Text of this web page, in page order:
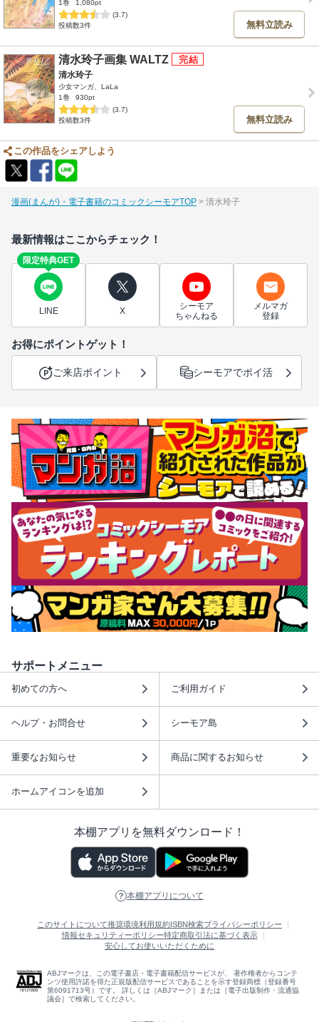
1巻
1,080pt
(3.7)
投稿数3件
無料立読み
清水玲子画集 WALTZ
清水玲子
少女マンガ、LaLa
1巻
930pt
(3.7)
投稿数3件
無料立読み
この作品をシェアしよう
漫画(まんが)・電子書籍のコミックシーモアTOP 清水玲子
最新情報はここからチェック！
限定特典GET
LINE X
シーモア
ちゃんねる
メルマガ
登録
お得にポイントゲット！
ご来店ポイント シーモアでポイ活
サポートメニュー
初めての方へ ご利用ガイド
ヘルプ・お問合せ シーモア島
重要なお知らせ 商品に関するお知らせ
ホームアイコンを追加
本棚アプリを無料ダウンロード！
本棚アプリについて
このサイトについて推奨環境利用規約ISBN検索プライバシーポリシー
情報セキュリティーポリシー特定商取引法に基づく表示
安心してお使いいただくために
ABJマークは、この電子書店・電子書籍配信サービスが、 著作権者からコンテ
ンツ使用許諾を得た正規版配信サービスであることを示す登録商標（登録番号
第6091713号）です。 詳しくは［ABJマーク］または［電子出版制作・流通協
議会］で検索してください。